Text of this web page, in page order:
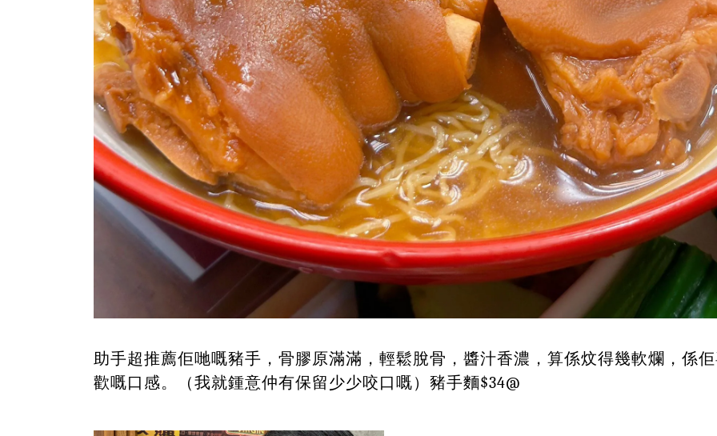
助手超推薦佢哋嘅豬手，骨膠原滿滿，輕鬆脫骨，醬汁香濃，算係炆得幾軟爛，係
歡嘅口感。（我就鍾意仲有保留少少咬口嘅）豬手麵$34@